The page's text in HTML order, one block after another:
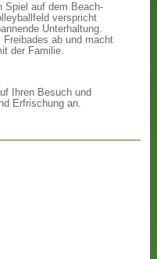
Spiel auf dem Beach-
verspricht
Unterhaltung.
Freibades ab und macht
der Familie.
Ihren Besuch und
Erfrischung an.